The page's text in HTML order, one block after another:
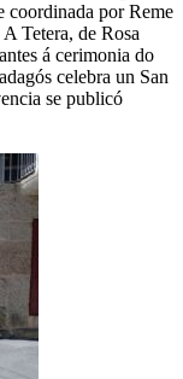
coordinada por Reme
Tetera, de Rosa
á cerimonia do
celebra un San
se publicó